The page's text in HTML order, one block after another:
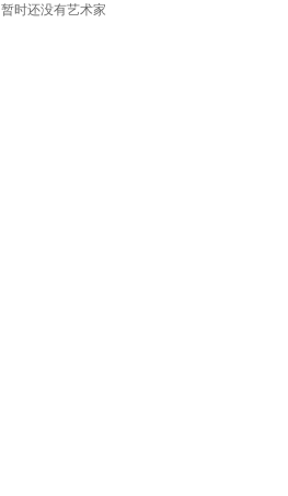
暂时还没有艺术家